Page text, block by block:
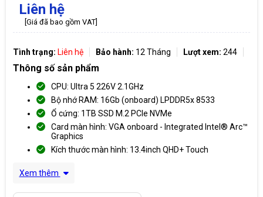
Liên hệ
[Giá đã bao gồm VAT]
Tình trạng: Liên hệ Bảo hành: 12 Tháng Lượt xem: 244
Thông số sản phẩm
CPU: Ultra 5 226V 2.1GHz
Bộ nhớ RAM: 16Gb (onboard) LPDDR5x 8533
Ổ cứng: 1TB SSD M.2 PCIe NVMe
Card màn hình: VGA onboard - Integrated Intel® Arc™
Graphics
Kích thước màn hình: 13.4inch QHD+ Touch
Xem thêm